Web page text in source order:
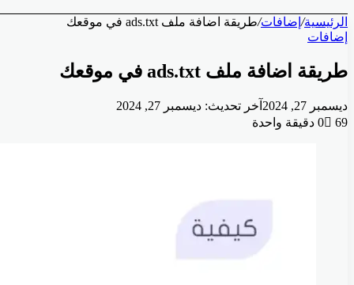
الرئيسية/ إضافات/طريقة اضافة ملف ads.txt في موقعك
إضافات
طريقة اضافة ملف ads.txt في موقعك
ديسمبر 27, 2024
آخر تحديث: ديسمبر 27, 2024
0
69 دقيقة واحدة